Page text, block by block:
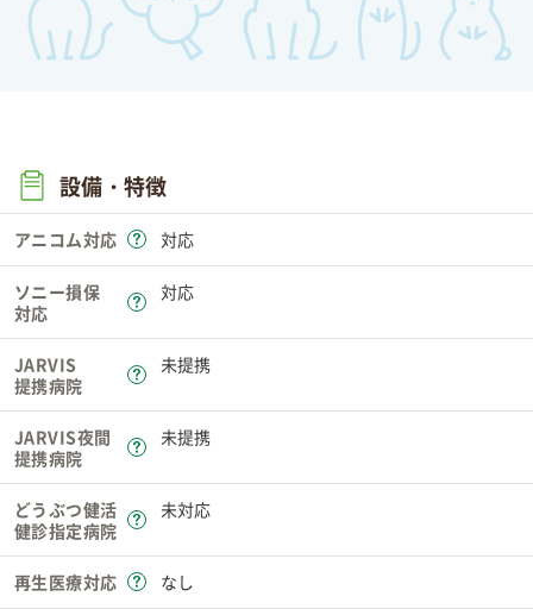
設備・特徴
アニコム対応 対応
ソニー損保
対応
対応
JARVIS
提携病院
未提携
JARVIS夜間
提携病院
未提携
どうぶつ健活
健診指定病院
未対応
再生医療対応 なし